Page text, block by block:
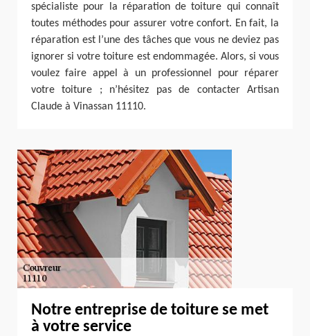
spécialiste pour la réparation de toiture qui connaît
toutes méthodes pour assurer votre confort. En fait, la
réparation est l’une des tâches que vous ne deviez pas
ignorer si votre toiture est endommagée. Alors, si vous
voulez faire appel à un professionnel pour réparer
votre toiture ; n’hésitez pas de contacter Artisan
Claude à Vinassan 11110.
Notre entreprise de toiture se met
à votre service